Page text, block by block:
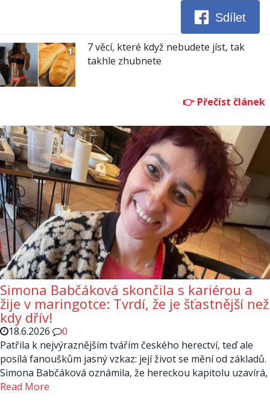
Sdílet
7 věcí, které když nebudete jíst, tak
takhle zhubnete
Simona Babčáková skončila s kariérou a
žije v maringotce: Tvrdí, že je šťastnější než
kdy dřív!
18.6.2026
0
Patřila k nejvýraznějším tvářím českého herectví, teď ale
posílá fanouškům jasný vzkaz: její život se mění od základů.
Simona Babčáková oznámila, že hereckou kapitolu uzavírá,
Read More